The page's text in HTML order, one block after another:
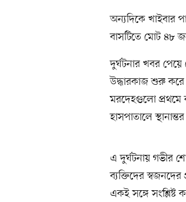
অন্যদিকে খাইবার
বাসটিতে মোট ৪৮
দুর্ঘটনার খবর
উদ্ধারকাজ শুরু
মরদেহগুলো প্রথমে
হাসপাতালে
এ দুর্ঘটনায় গভীর
ব্যক্তিদের
একই সঙ্গে সংশ্লিষ্ট